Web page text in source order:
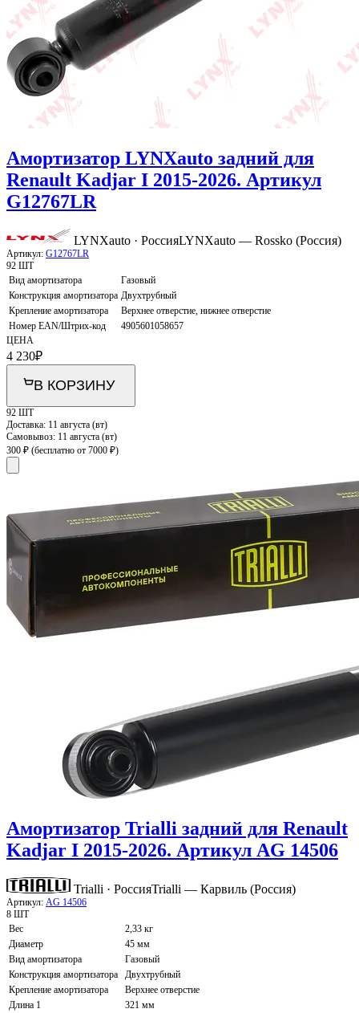
Амортизатор LYNXauto задний для
Renault Kadjar I 2015-2026. Артикул
G12767LR
LYNXauto · РоссияLYNXauto — Rossko (Россия)
Артикул: G12767LR
92 ШТ
Вид амортизатора
Газовый
Конструкция амортизатора Двухтрубный
Крепление амортизатора
Верхнее отверстие, нижнее отверстие
Номер EAN/Штрих-код
4905601058657
ЦЕНА
4 230₽
В КОРЗИНУ
92 ШТ
Доставка: 11 августа (вт)
Самовывоз: 11 августа (вт)
300 ₽ (бесплатно от 7000 ₽)
Амортизатор Trialli задний для Renault
Kadjar I 2015-2026. Артикул AG 14506
Trialli · РоссияTrialli — Карвиль (Россия)
Артикул: AG 14506
8 ШТ
Вес
2,33 кг
Диаметр
45 мм
Вид амортизатора
Газовый
Конструкция амортизатора
Двухтрубный
Крепление амортизатора
Верхнее отверстие
Длина 1
321 мм